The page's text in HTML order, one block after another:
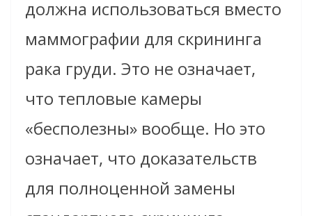
должна использоваться вместо
маммографии для скрининга
рака груди. Это не означает,
что тепловые камеры
«бесполезны» вообще. Но это
означает, что доказательств
для полноценной замены